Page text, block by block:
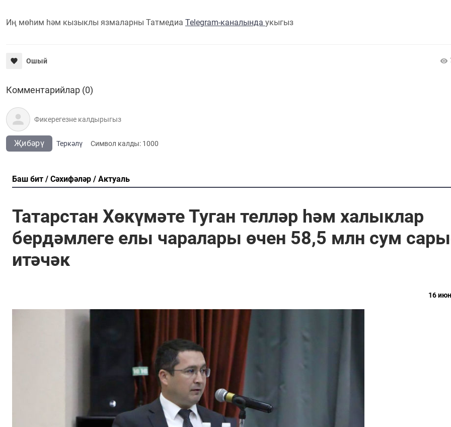
Иң мөһим һәм кызыклы язмаларны Татмедиа Telegram-каналында укыгыз
Ошый
Комментарийлар (0)
Җибәрү Теркәлү Cимвол калды: 1000
Баш бит Сәхифәләр Актуаль
Татарстан Хөкүмәте Туган телләр һәм халыклар
бердәмлеге елы чаралары өчен 58,5 млн сум
итәчәк
16